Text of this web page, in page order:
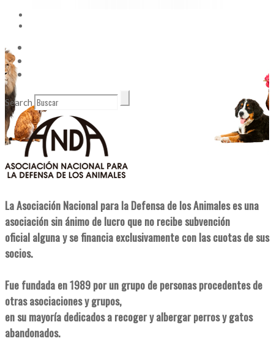
Search
La Asociación Nacional para la Defensa de los Animales es una
asociación sin ánimo de lucro que no recibe subvención
oficial alguna y se financia exclusivamente con las cuotas de sus
socios.
Fue fundada en 1989 por un grupo de personas procedentes de
otras asociaciones y grupos,
en su mayoría dedicados a recoger y albergar perros y gatos
abandonados.